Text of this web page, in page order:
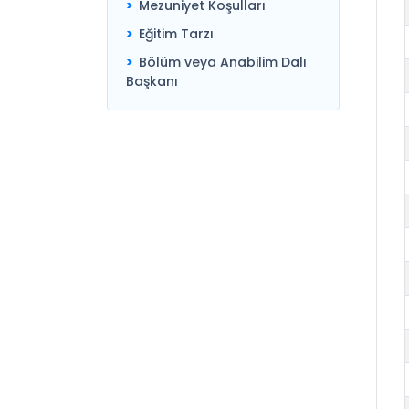
Mezuniyet Koşulları
Eğitim Tarzı
Bölüm veya Anabilim Dalı
Başkanı